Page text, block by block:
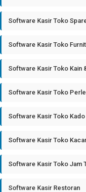
Software Kasir Toko
Software Kasir Toko
Software Kasir Toko Kain
Software Kasir Toko
Software Kasir Toko
Software Kasir Toko
Software Kasir Toko Jam
Software Kasir Restoran